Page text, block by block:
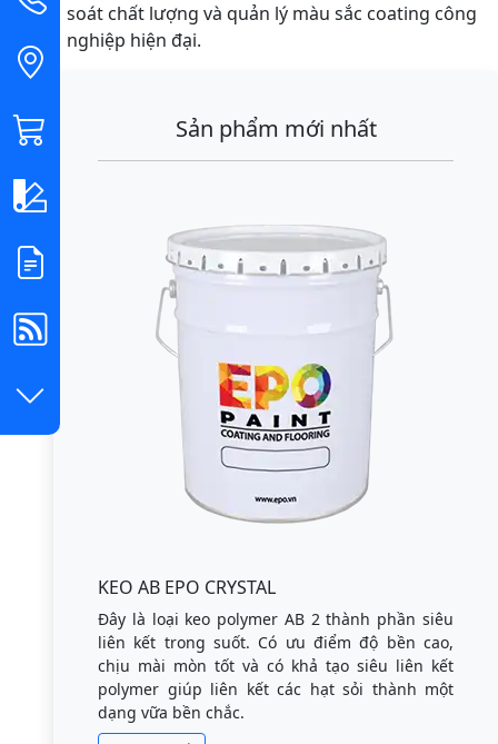
soát chất lượng và quản lý màu sắc coating công
nghiệp hiện đại.
Sản phẩm mới nhất
KEO AB EPO CRYSTAL
Đây là loại keo polymer AB 2 thành phần siêu
liên kết trong suốt. Có ưu điểm độ bền cao,
chịu mài mòn tốt và có khả tạo siêu liên kết
polymer giúp liên kết các hạt sỏi thành một
dạng vữa bền chắc.